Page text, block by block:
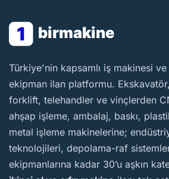
1 birmakine
BirMakine
Türkiye'nin kapsamlı iş makinesi
ekipman ilan platformu.
forklift, telehandler ve vinçlerden
ahşap işleme, ambalaj, baskı,
metal işleme makinelerine;
teknolojileri, depolama-raf
ekipmanlarına kadar 30’u aşkın